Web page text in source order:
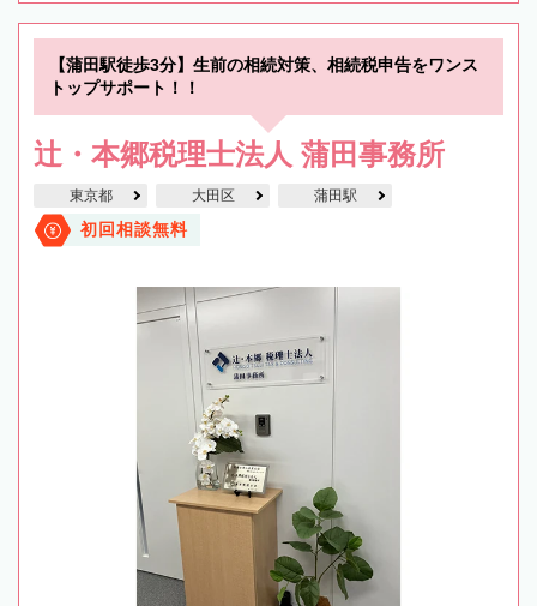
【蒲田駅徒歩3分】生前の相続対策、相続税申告をワンス
トップサポート！！
辻・本郷税理士法人 蒲田事務所
東京都 大田区 蒲田駅
初回相談無料